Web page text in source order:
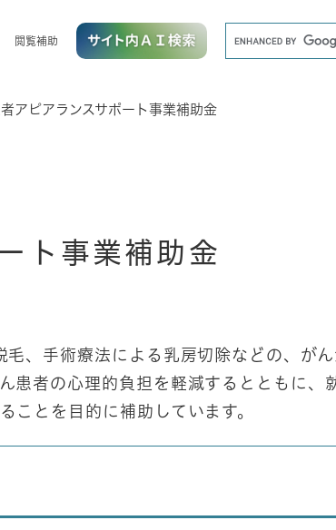
閲覧補助
アピアランスサポート事業補助金
ト事業補助金
、手術療法による乳房切除などの、が
患者の心理的負担を軽減するとともに、
ことを目的に補助しています。